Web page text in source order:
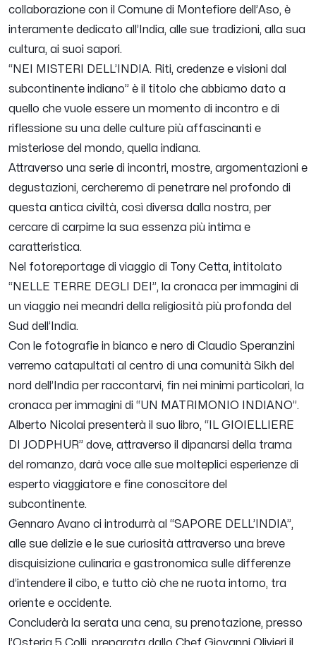
collaborazione con il Comune di Montefiore dell’Aso, è
interamente dedicato all’India, alle sue tradizioni, alla sua
cultura, ai suoi sapori.
“NEI MISTERI DELL’INDIA. Riti, credenze e visioni dal
subcontinente indiano” è il titolo che abbiamo dato a
quello che vuole essere un momento di incontro e di
riflessione su una delle culture più affascinanti e
misteriose del mondo, quella indiana.
Attraverso una serie di incontri, mostre, argomentazioni e
degustazioni, cercheremo di penetrare nel profondo di
questa antica civiltà, così diversa dalla nostra, per
cercare di carpirne la sua essenza più intima e
caratteristica.
Nel fotoreportage di viaggio di Tony Cetta, intitolato
“NELLE TERRE DEGLI DEI”, la cronaca per immagini di
un viaggio nei meandri della religiosità più profonda del
Sud dell’India.
Con le fotografie in bianco e nero di Claudio Speranzini
verremo catapultati al centro di una comunità Sikh del
nord dell’India per raccontarvi, fin nei minimi particolari, la
cronaca per immagini di “UN MATRIMONIO INDIANO”.
Alberto Nicolai presenterà il suo libro, “IL GIOIELLIERE
DI JODPHUR” dove, attraverso il dipanarsi della trama
del romanzo, darà voce alle sue molteplici esperienze di
esperto viaggiatore e fine conoscitore del
subcontinente.
Gennaro Avano ci introdurrà al “SAPORE DELL’INDIA”,
alle sue delizie e le sue curiosità attraverso una breve
disquisizione culinaria e gastronomica sulle differenze
d’intendere il cibo, e tutto ciò che ne ruota intorno, tra
oriente e occidente.
Concluderà la serata una cena, su prenotazione, presso